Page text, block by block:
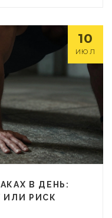
10
ИЮЛ
В ДЕНЬ:
ИЛИ РИСК